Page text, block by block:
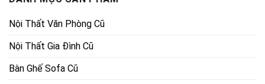
Nội Thất Văn Phòng Cũ
Nội Thất Gia Đình Cũ
Bàn Ghế Sofa Cũ